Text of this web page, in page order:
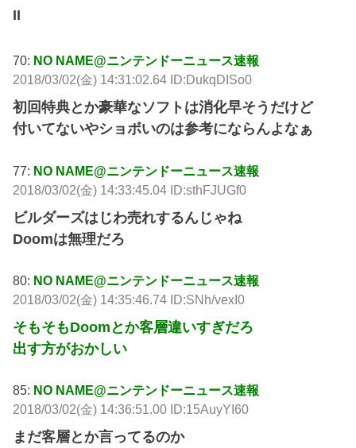
II
70: NO NAME@ニンテンドーニュース速報
2018/03/02(金) 14:31:02.64 ID:DukqDISo0
初回特典とか豪華なソフトは消化早そうだけど
付いてないやショボいのは参考にならんよなぁ
77: NO NAME@ニンテンドーニュース速報
2018/03/02(金) 14:33:45.04 ID:sthFJUGf0
ビルダーズはじわ売れするんじゃね
Doomは無理だろ
80: NO NAME@ニンテンドーニュース速報
2018/03/02(金) 14:35:46.74 ID:SNh/vexI0
そもそもDoomとか客層違いすぎだろ
出す方がおかしい
85: NO NAME@ニンテンドーニュース速報
2018/03/02(金) 14:36:51.00 ID:15AuyYI60
まだ客層とか言ってるのか